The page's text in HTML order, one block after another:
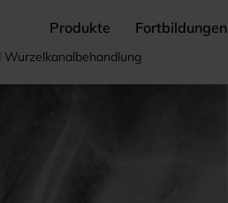
Produkte Fortbildungen